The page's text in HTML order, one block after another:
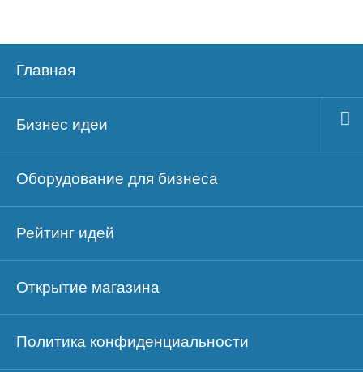
Главная
Бизнес идеи
Оборудование для бизнеса
Рейтинг идей
Открытие магазина
Политика конфиденциальности